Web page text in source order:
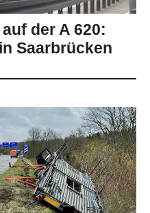
der A 620:
Saarbrücken